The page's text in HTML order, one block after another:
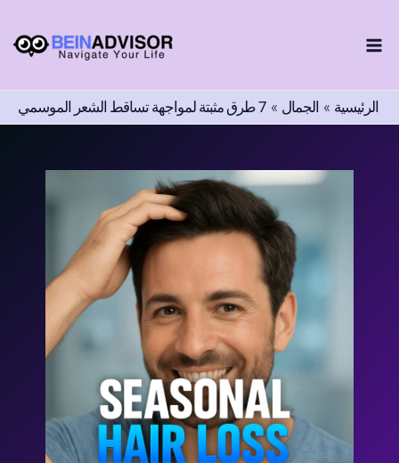
الرئيسية
الجمال 7 طرق مثبتة لمواجهة تساقط الشعر الموسمي